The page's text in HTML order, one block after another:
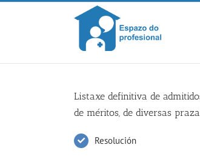
Skip
Listaxe definitiva de
de méritos, de diversas
Resolución